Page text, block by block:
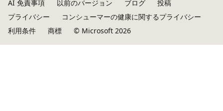
AI 免責事項 以前のバージョン ブログ
投稿
プライバシー
コンシューマーの健康に関するプライバシー
利用条件
商標 © Microsoft 2026